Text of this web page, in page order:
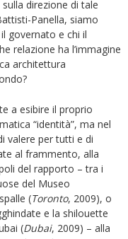
direzione di tale
Panella, siamo
governato e chi il
relazione ha l’immagine
architettura
a esibire il proprio
“identità”, ma nel
valere per tutti e di
al frammento, alla
del rapporto – tra i
del Museo
(Toronto, 2009), o
e la shilouette
(Dubai, 2009) – alla